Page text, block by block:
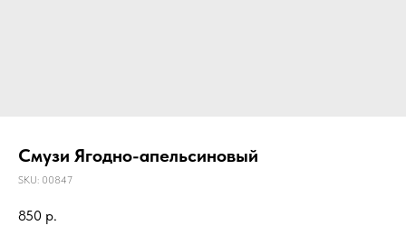
Смузи Ягодно-апельсиновый
SKU: 00847
850 р.